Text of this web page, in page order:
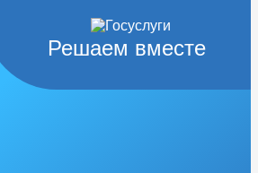
Решаем вместе